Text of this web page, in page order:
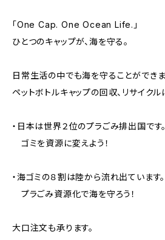
「One Cap. One Ocean Life.」
ひとつのキャップが、海を守る。
日常生活の中でも海を守ることができま
ペットボトルキャップの回収、リサイクル
・日本は世界２位のプラごみ排出国です。
ゴミを資源に変えよう！
・海ゴミの８割は陸から流れ出ています。
プラごみ資源化で海を守ろう！
大口注文も承ります。